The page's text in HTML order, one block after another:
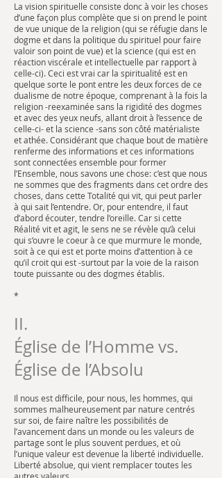
La vision spirituelle consiste donc à voir les choses
d’une façon plus complète que si on prend le point
de vue unique de la religion (qui se réfugie dans le
dogme et dans la politique du spirituel pour faire
valoir son point de vue) et la science (qui est en
réaction viscérale et intellectuelle par rapport à
celle-ci). Ceci est vrai car la spiritualité est en
quelque sorte le pont entre les deux forces de ce
dualisme de notre époque, comprenant à la fois la
religion -reexaminée sans la rigidité des dogmes
et avec des yeux neufs, allant droit à l’essence de
celle-ci- et la science -sans son côté matérialiste
et athée. Considérant que chaque bout de matière
renferme des informations et ces informations
sont connectées ensemble pour former
l’Ensemble, nous savons une chose: c’est que nous
ne sommes que des fragments dans cet ordre des
choses, dans cette Totalité qui vit, qui peut parler
à qui sait l’entendre. Or, pour entendre, il faut
d’abord écouter, tendre l’oreille. Car si cette
Réalité vit et agit, le sens ne se révèle qu’à celui
qui s’ouvre le coeur à ce que murmure le monde,
soit à ce qui est et porte moins d’attention à ce
qu’il croit qui est -surtout par la voie de la raison
toute puissante ou des dogmes établis.
*
II.
Église de l’Homme vs.
Église de l’Absolu
Il nous est difficile, pour nous, les hommes, qui
sommes malheureusement par nature centrés
sur soi, de faire naître les possibilités de
l’avancement dans un monde ou les valeurs de
partage sont le plus souvent perdues, et où
l’unique valeur est devenue la liberté individuelle.
Liberté absolue, qui vient remplacer toutes les